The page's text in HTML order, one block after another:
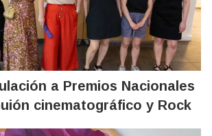
a Premios Nacionales
cinematográfico y Rock